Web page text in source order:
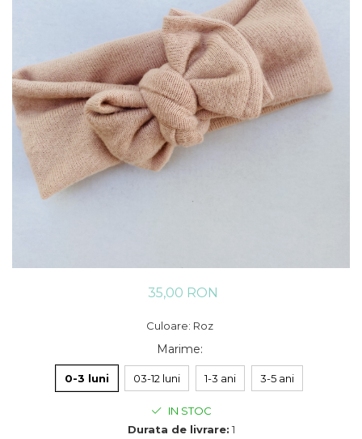
35,00 RON
Culoare: Roz
Marime:
0-3 luni 03-12 luni 1-3 ani 3-5 ani
IN STOC
Durata de livrare: 1